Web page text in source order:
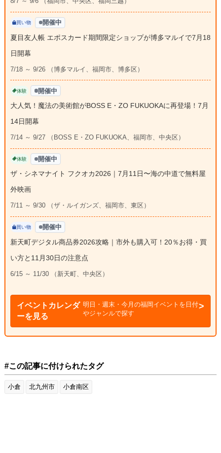
買い物 開催中
夏目友人帳 エポスカード期間限定ショップが博多マルイで7月18
日開幕
7/18 ～ 9/26 （博多マルイ、福岡市、博多区）
体験 開催中
大人気！魔法の美術館がBOSS E・ZO FUKUOKAに再登場！7月
14日開幕
7/14 ～ 9/27 （BOSS E・ZO FUKUOKA、福岡市、中央区）
体験 開催中
ザ・シネマナイト フクオカ2026｜7月11日〜海の中道で無料屋
外映画
7/11 ～ 9/30 （ザ・ルイガンズ、福岡市、東区）
買い物 開催中
新天町デジタル商品券2026攻略｜市外も購入可！20％お得・買
い方と11月30日の注意点
6/15 ～ 11/30 （新天町、中央区）
イベントカレンダ
ーを見る
明日・週末・今月の福岡イベントを日付
やジャンルで探す
#この記事に付けられたタグ
小倉 北九州市 小倉南区